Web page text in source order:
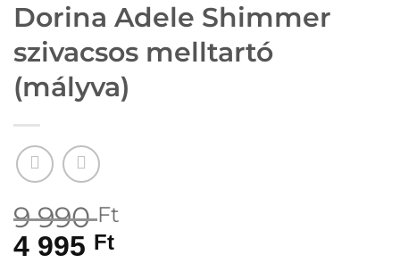
Dorina Adele Shimmer
szivacsos melltartó
(mályva)
9 990Ft
4 995 Ft